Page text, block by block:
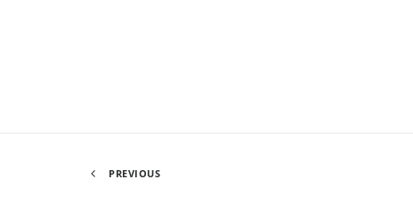
PREVIOUS